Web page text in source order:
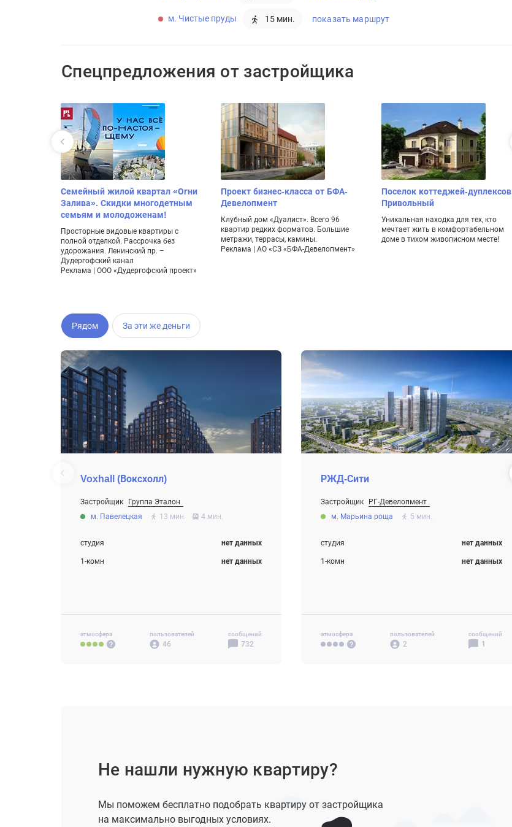
м. Чистые пруды 15 мин. показать маршрут
Спецпредложения от застройщика
Семейный жилой квартал «Огни
Залива». Скидки многодетным
семьям и молодоженам!
Просторные видовые квартиры с
полной отделкой. Рассрочка без
удорожания. Ленинский пр. –
Дудергофский канал
Реклама | ООО «Дудергофский проект»
Проект бизнес-класса от БФА-
Девелопмент
Клубный дом «Дуалист». Всего 96
квартир редких форматов. Большие
метражи, террасы, камины.
Реклама | АО «СЗ «БФА-Девелопмент»
Поселок коттеджей-дуплексов
Привольный
Уникальная находка для тех, кто
мечтает жить в комфортабельном
доме в тихом живописном месте!
Рядом За эти же деньги
Voxhall (Воксхолл)
Застройщик
Группа Эталон
м. Павелецкая 13 мин. 4 мин.
студия нет данных
1-комн нет данных
атмосфера пользователей
46
сообщений
732
РЖД-Сити
Застройщик
РГ-Девелопмент
м. Марьина роща 5 мин.
студия нет данных
1-комн нет данных
атмосфера пользователей
2
сообщений
1
Не нашли нужную квартиру?
Мы поможем бесплатно подобрать квартиру от застройщика
на максимально выгодных условиях.